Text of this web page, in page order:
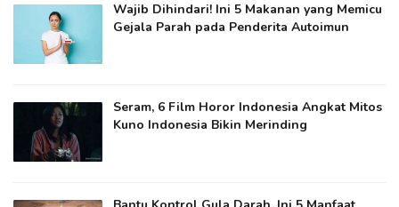
Wajib Dihindari! Ini 5 Makanan yang Memicu
Gejala Parah pada Penderita Autoimun
Seram, 6 Film Horor Indonesia Angkat Mitos
Kuno Indonesia Bikin Merinding